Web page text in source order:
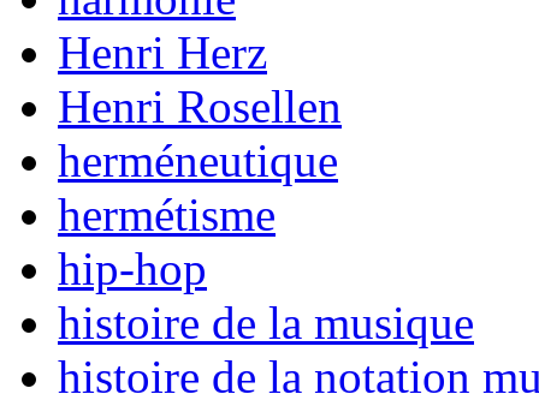
Henri Herz
Henri Rosellen
herméneutique
hermétisme
hip-hop
histoire de la musique
histoire de la notation